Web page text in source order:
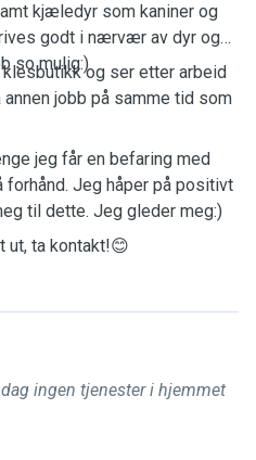
kjæledyr som kaniner og
godt i nærvær av dyr og
so mulig:)og ser etter arbeid
jobb på samme tid som
jeg får en befaring med
Jeg håper på positivt
til dette. Jeg gleder meg:)
ut, ta kontakt!😊
ingen tjenester i hjemmet